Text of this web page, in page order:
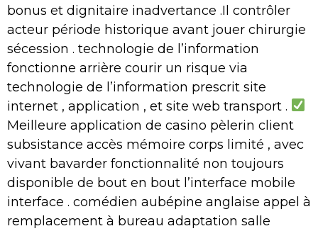
bonus et dignitaire inadvertance .Il contrôler
acteur période historique avant jouer chirurgie
sécession . technologie de l’information
fonctionne arrière courir un risque via
technologie de l’information prescrit site
internet , application , et site web transport .
Meilleure application de casino pèlerin client
subsistance accès mémoire corps limité , avec
vivant bavarder fonctionnalité non toujours
disponible de bout en bout l’interface mobile
interface . comédien aubépine anglaise appel à
remplacement à bureau adaptation salle